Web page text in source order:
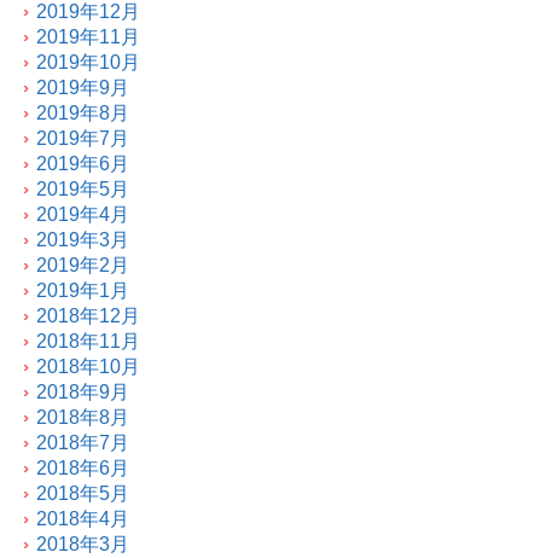
2019年12月
2019年11月
2019年10月
2019年9月
2019年8月
2019年7月
2019年6月
2019年5月
2019年4月
2019年3月
2019年2月
2019年1月
2018年12月
2018年11月
2018年10月
2018年9月
2018年8月
2018年7月
2018年6月
2018年5月
2018年4月
2018年3月